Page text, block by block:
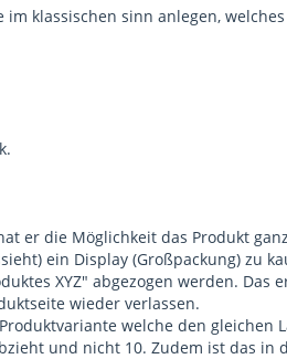
klassischen sinn anlegen,
er die Möglichkeit das Produkt
ein Display (Großpackung) zu
XYZ" abgezogen werden.
wieder verlassen.
welche den gleichen
und nicht 10. Zudem ist das in